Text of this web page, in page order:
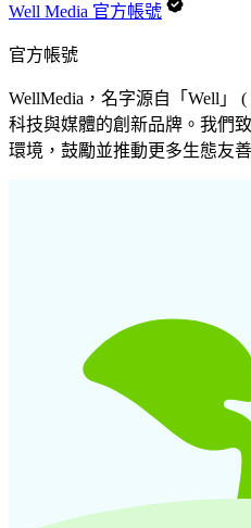
Well Media 官方帳號
官方帳號
WellMedia，名字源自「Well」
科技與媒體的創新品牌。我們
環境，鼓勵並推動更多生態友